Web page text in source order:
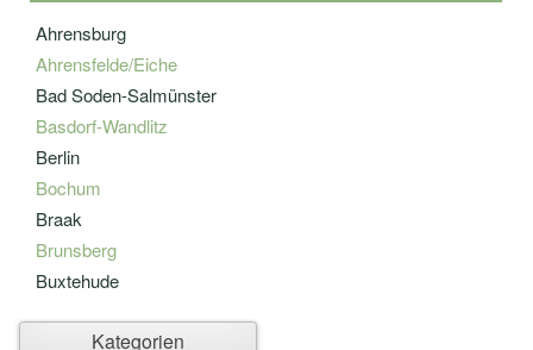
Ahrensburg
Ahrensfelde/Eiche
Bad Soden-Salmünster
Basdorf-Wandlitz
Berlin
Bochum
Braak
Brunsberg
Buxtehude
Kategorien